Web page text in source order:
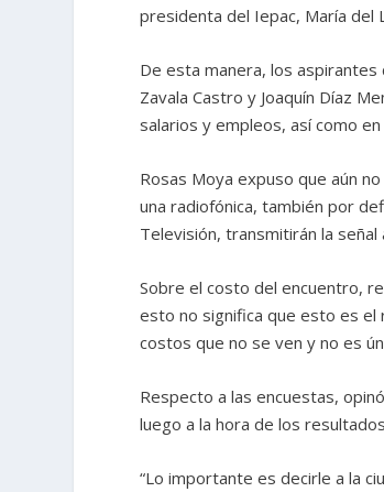
presidenta del Iepac, María del
De esta manera, los aspirantes
Zavala Castro y Joaquín Díaz
salarios y empleos, así como
Rosas Moya expuso que aún
una radiofónica, también por
Televisión, transmitirán la
Sobre el costo del encuentro,
esto no significa que esto es
costos que no se ven y no es
Respecto a las encuestas,
luego a la hora de los
“Lo importante es decirle a la